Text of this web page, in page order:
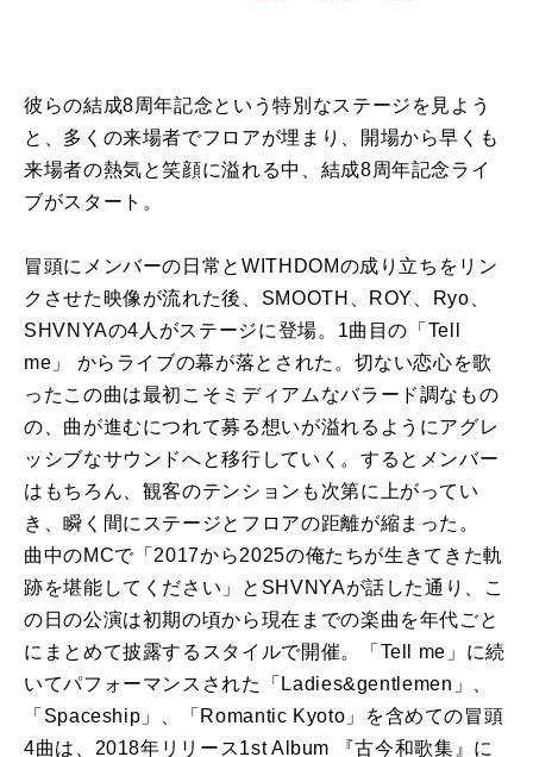
彼らの結成8周年記念という特別なステージを見よう
と、多くの来場者でフロアが埋まり、開場から早くも
来場者の熱気と笑顔に溢れる中、結成8周年記念ライ
ブがスタート。
冒頭にメンバーの日常とWITHDOMの成り立ちをリン
クさせた映像が流れた後、SMOOTH、ROY、Ryo、
SHVNYAの4人がステージに登場。1曲目の「Tell
me」 からライブの幕が落とされた。切ない恋心を歌
ったこの曲は最初こそミディアムなバラード調なもの
の、曲が進むにつれて募る想いが溢れるようにアグレ
ッシブなサウンドへと移行していく。するとメンバー
はもちろん、観客のテンションも次第に上がってい
き、瞬く間にステージとフロアの距離が縮まった。
曲中のMCで「2017から2025の俺たちが生きてきた軌
跡を堪能してください」とSHVNYAが話した通り、こ
の日の公演は初期の頃から現在までの楽曲を年代ごと
にまとめて披露するスタイルで開催。「Tell me」に続
いてパフォーマンスされた「Ladies&gentlemen」、
「Spaceship」、「Romantic Kyoto」を含めての冒頭
4曲は、2018年リリース1st Album 『古今和歌集』に